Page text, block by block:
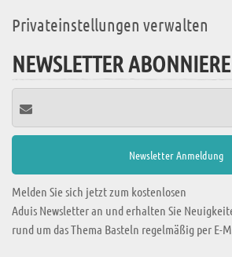
Privateinstellungen verwalten
NEWSLETTER
Melden Sie sich jetzt zum kostenlosen
Aduis Newsletter an und erhalten Sie
rund um das Thema Basteln regelmäßig per E-